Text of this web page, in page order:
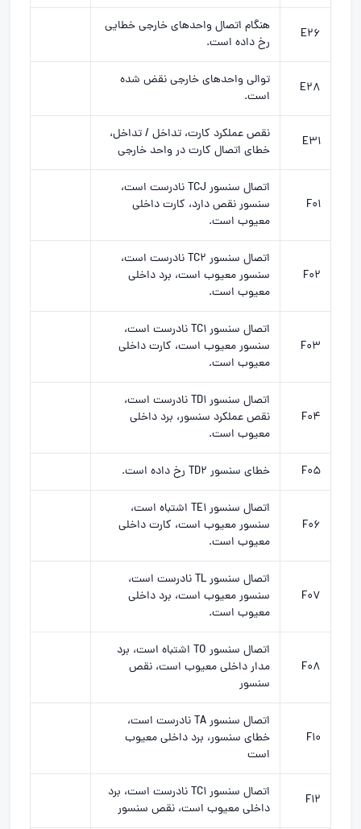
E26
هنگام اتصال واحدهای خارجی خطایی
رخ داده است.
E28
توالی واحدهای خارجی نقض شده
است.
E31
نقص عملکرد کارت، تداخل / تداخل،
خطای اتصال کارت در واحد خارجی
F01
اتصال سنسور TCJ نادرست است،
سنسور نقص دارد، کارت داخلی
معیوب است.
F02
اتصال سنسور TC2 نادرست است،
سنسور معیوب است، برد داخلی
معیوب است.
F03
اتصال سنسور TC1 نادرست است،
سنسور معیوب است، کارت داخلی
معیوب است.
F04
اتصال سنسور TD1 نادرست است،
نقص عملکرد سنسور، برد داخلی
معیوب است.
F05 خطای سنسور TD2 رخ داده است.
F06
اتصال سنسور TE1 اشتباه است،
سنسور معیوب است، کارت داخلی
معیوب است.
F07
اتصال سنسور TL نادرست است،
سنسور معیوب است، برد داخلی
معیوب است.
F08
اتصال سنسور TO اشتباه است، برد
مدار داخلی معیوب است، نقص
سنسور
F10
اتصال سنسور TA نادرست است،
خطای سنسور، برد داخلی معیوب
است
F12
اتصال سنسور TC1 نادرست است، برد
داخلی معیوب است، نقص سنسور